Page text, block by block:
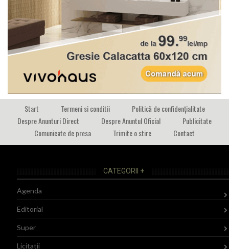
Start Termeni si conditii
Politică de confidențialitate
Despre Anunturi Direct
Despre Anuntul Oficial
Publicitate
Comunicate de presa
Trimite o stire Contact
CATEGORII +
Agenda
Editorial
Super
Licitatii